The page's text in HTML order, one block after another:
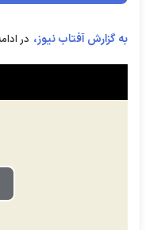
به گزارش آفتاب نیوز، در